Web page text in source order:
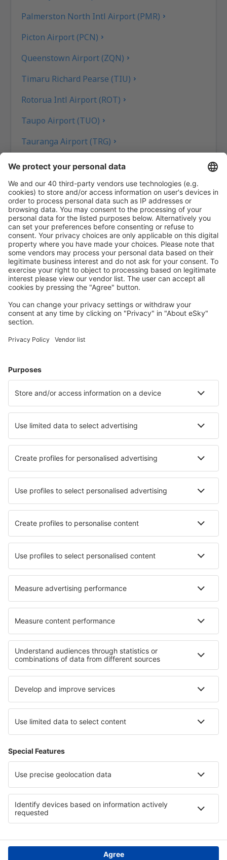
Palmerston North Intl Airport (PMR)
Picton Airport (PCN)
Queenstown Airport (ZQN)
Timaru Richard Pearse (TIU)
Rotorua Intl Airport (ROT)
Taupo Airport (TUO)
Tauranga Airport (TRG)
Wanganui Airport (WAG)
Wellington Intl Airport (WLG)
Westport Airport (WSZ)
Whakatane Airport (WHK)
Whangarei Airport (WRE)
Blenheim Woodbourne (BHE)